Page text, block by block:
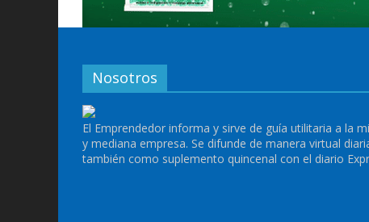
Nosotros
El Emprendedor informa y sirve de guía utilitaria a la
y mediana empresa. Se difunde de manera virtual
también como suplemento quincenal con el diario